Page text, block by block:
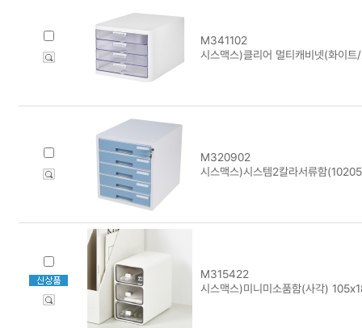
M341102
시스맥스)클리어 멀티캐비넷(화이
M320902
시스맥스)시스템2칼라서류함
M315422
시스맥스)미니미소품함(사각)